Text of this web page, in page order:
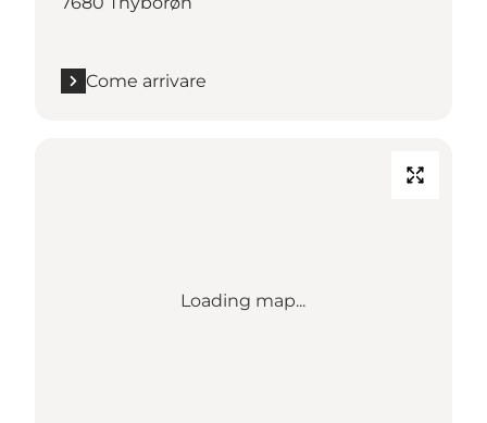
Come arrivare
Loading map...